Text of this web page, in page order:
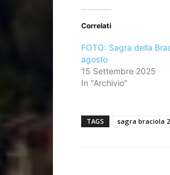
Correlati
FOTO: Sagra della
agosto
15 Settembre 2025
In "Archivio"
TAGS sagra braciola